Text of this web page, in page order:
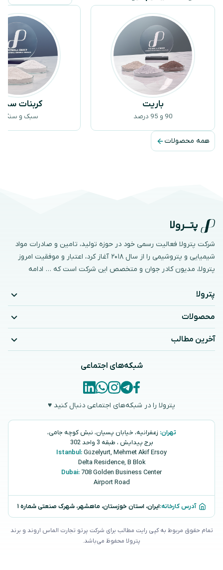
باریت
90 و 95 درصد
کربنات
سبک و
همه محصولات
شرکت پترولا فعالیت رسمی خود در حوزه تولید، تامین و صادرات مواد
شیمیایی و پتروشیمی را از سال ۲۰۱۸ آغاز کرد، اعتبار و موفقیت امروز
پترولا، مدیون کادر جوان و متخصص این شرکت است که … ادامه
پترولا
محصولات
آخرین مطالب
شبکه‌های اجتماعی
پترولا را در شبکه‌های اجتماعی دنبال کنید ♥
تهران: زعفرانیه، خیابان پسیان، نبش کوچه جامی،
برج پیدایش ، طبقه 3 واحد 302
Istanbul:Güzelyurt, Mehmet Akif Ersoy
Delta Residence, B ‌‌Blok
Dubai:708 Golden Business Center
Airport Road
آدرس کارخانه:ایران، استان خوزستان، ماهشهر، شهرک صنعتی شماره ۱
تمام حقوق مربوط به کپی رایت مطالب برای شرکت پرتو تجارت الماس اروند و برند
پترولا محفوظ می‌باشد.